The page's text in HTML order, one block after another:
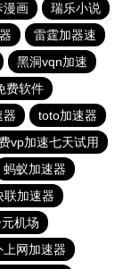
漫画
瑞乐小说
雷霆加器速
黑洞vqn加速
费软件
器
toto加速器
vp加速七天试用
蚂蚁加速器
联加速器
机场
上网加速器